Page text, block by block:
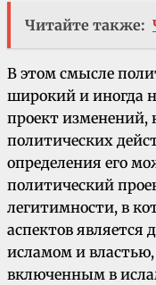
Читайте также:
В этом смысле
широкий и иногда
проект изменений,
политических
определения его
политический
легитимности, в
аспектов является
исламом и
включенным в